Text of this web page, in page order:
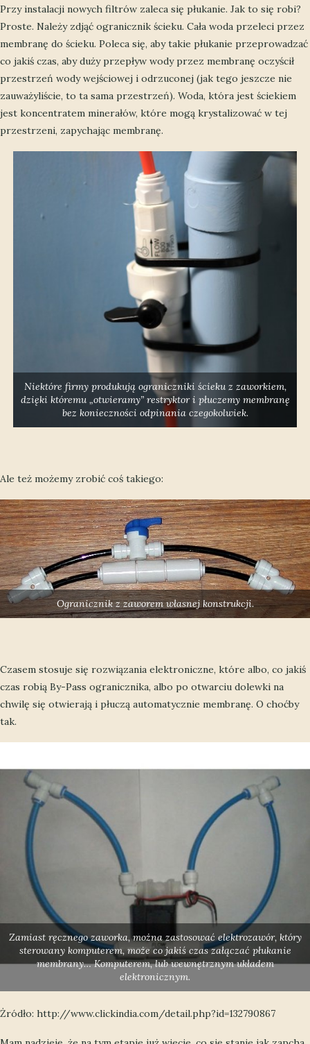
Przy instalacji nowych filtrów zaleca się płukanie. Jak to się robi?
Proste. Należy zdjąć ogranicznik ścieku. Cała woda przeleci przez
membranę do ścieku. Poleca się, aby takie płukanie przeprowadzać
co jakiś czas, aby duży przepływ wody przez membranę oczyścił
przestrzeń wody wejściowej i odrzuconej (jak tego jeszcze nie
zauważyliście, to ta sama przestrzeń). Woda, która jest ściekiem
jest koncentratem minerałów, które mogą krystalizować w tej
przestrzeni, zapychając membranę.
Niektóre firmy produkują ograniczniki ścieku z zaworkiem,
dzięki któremu „otwieramy” restryktor i płuczemy membranę
bez konieczności odpinania czegokolwiek.
Ale też możemy zrobić coś takiego:
Ogranicznik z zaworem własnej konstrukcji.
Czasem stosuje się rozwiązania elektroniczne, które albo, co jakiś
czas robią By-Pass ogranicznika, albo po otwarciu dolewki na
chwilę się otwierają i płuczą automatycznie membranę. O choćby
tak.
Zamiast ręcznego zaworka, można zastosować elektrozawór, który
sterowany komputerem, może co jakiś czas załączać płukanie
membrany… Komputerem, lub wewnętrznym układem
elektronicznym.
Żródło: http://www.clickindia.com/detail.php?id=132790867